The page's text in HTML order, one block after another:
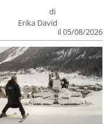
di
Erika David
il 05/08/2026